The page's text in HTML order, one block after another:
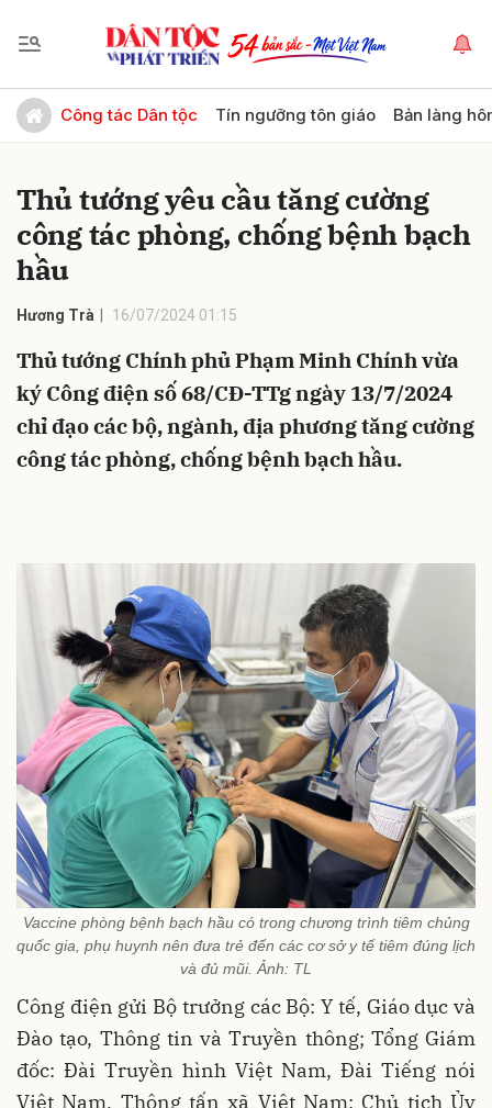
Công tác Dân tộc Tín ngưỡng tôn giáo Bản làng
Thủ tướng yêu cầu tăng cường
công tác phòng, chống bệnh bạch
hầu
Hương Trà 16/07/2024 01:15
Thủ tướng Chính phủ Phạm Minh Chính vừa
ký Công điện số 68/CĐ-TTg ngày 13/7/2024
chỉ đạo các bộ, ngành, địa phương tăng cường
công tác phòng, chống bệnh bạch hầu.
Vaccine phòng bệnh bạch hầu có trong chương trình tiêm chủng
quốc gia, phụ huynh nên đưa trẻ đến các cơ sở y tế tiêm đúng lịch
và đủ mũi. Ảnh: TL
Công điện gửi Bộ trưởng các Bộ: Y tế, Giáo dục và
Đào tạo, Thông tin và Truyền thông; Tổng Giám
đốc: Đài Truyền hình Việt Nam, Đài Tiếng nói
Việt Nam, Thông tấn xã Việt Nam; Chủ tịch Ủy
Gửi bình luận